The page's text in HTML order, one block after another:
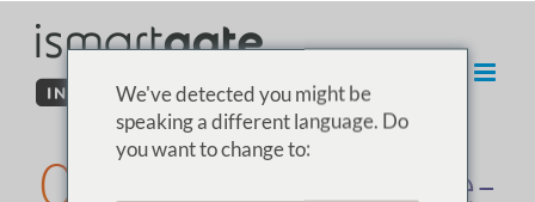
innhold
02. ISG PRO/Lite-
We've detected you might be
speaking a different language. Do
you want to change to: